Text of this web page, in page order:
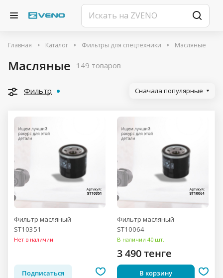
Главная Каталог Фильтры для спецтехники Масляные
Масляные 149 товаров
Фильтр Сначала популярные
Фильтр масляный
ST10351
Нет в наличии
Подписаться
Фильтр масляный
ST10064
В наличии 40 шт.
3 490 тенге
В корзину